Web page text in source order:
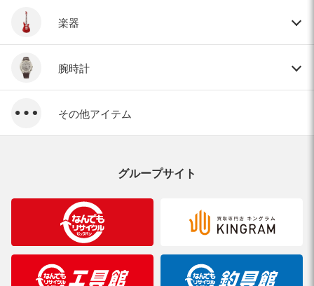
楽器
腕時計
その他アイテム
グループサイト